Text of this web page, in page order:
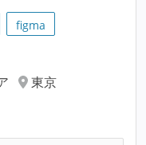
figma
東京